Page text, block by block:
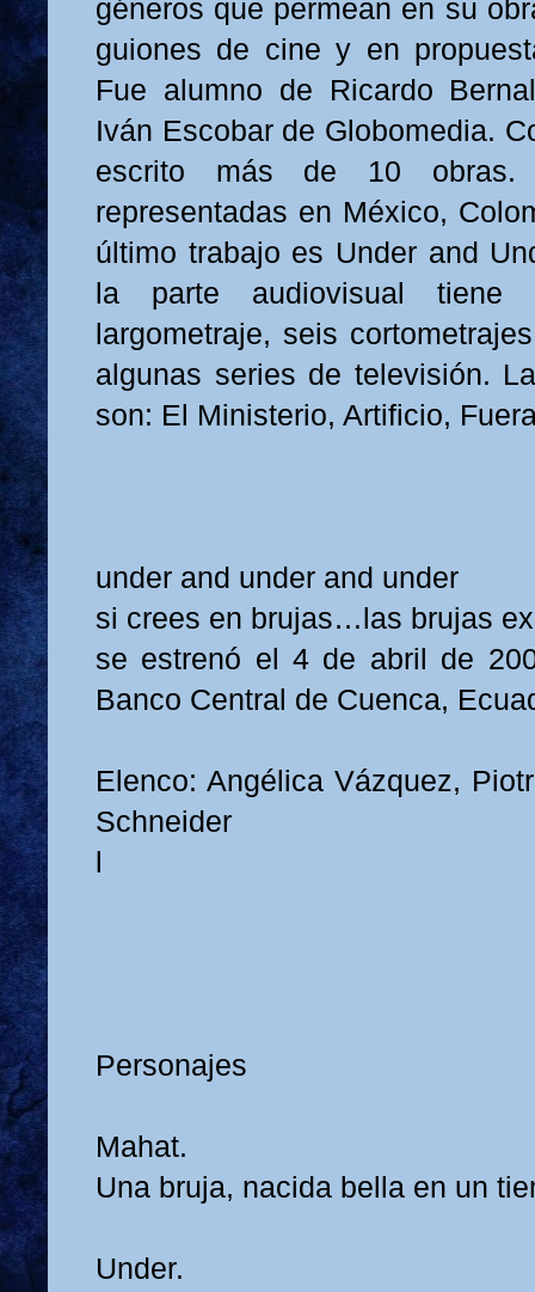
géneros que permean en su
guiones de cine y en
Fue alumno de Ricardo
Iván Escobar de Globomedia.
escrito más de 10
representadas en México,
último trabajo es Under and
la parte audiovisual tiene
largometraje, seis
algunas series de televisión.
son: El Ministerio, Artificio,
under and under and under
si crees en brujas…las brujas
se estrenó el 4 de abril de
Banco Central de Cuenca,
Elenco: Angélica Vázquez,
Schneider
Personajes
Mahat.
Una bruja, nacida bella en un
Under.